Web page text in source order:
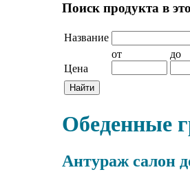
Поиск продукта в
Название
Цена
от до
Обеденные
Антураж салон